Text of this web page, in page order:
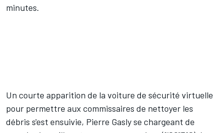
minutes.
Un courte apparition de la voiture de sécurité virtuelle
pour permettre aux commissaires de nettoyer les
débris s'est ensuivie, Pierre Gaslyse chargeant de